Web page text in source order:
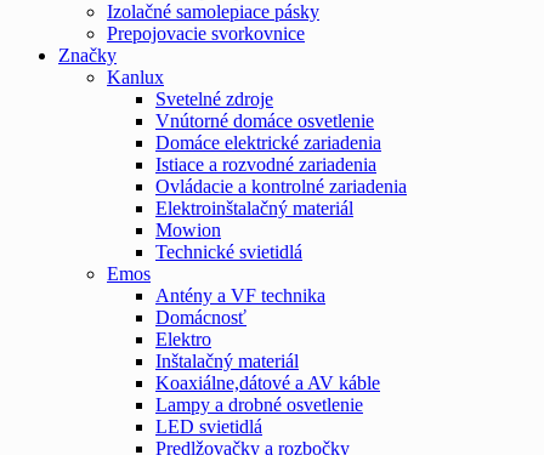
Izolačné samolepiace pásky
Prepojovacie svorkovnice
Značky
Kanlux
Svetelné zdroje
Vnútorné domáce osvetlenie
Domáce elektrické zariadenia
Istiace a rozvodné zariadenia
Ovládacie a kontrolné zariadenia
Elektroinštalačný materiál
Mowion
Technické svietidlá
Emos
Antény a VF technika
Domácnosť
Elektro
Inštalačný materiál
Koaxiálne,dátové a AV káble
Lampy a drobné osvetlenie
LED svietidlá
Predlžovačky a rozbočky